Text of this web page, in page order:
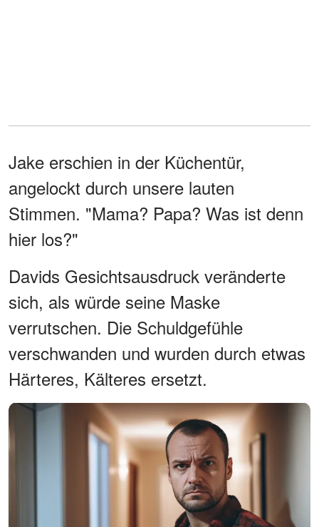
Jake erschien in der Küchentür,
angelockt durch unsere lauten
Stimmen. "Mama? Papa? Was ist denn
hier los?"
Davids Gesichtsausdruck veränderte
sich, als würde seine Maske
verrutschen. Die Schuldgefühle
verschwanden und wurden durch etwas
Härteres, Kälteres ersetzt.